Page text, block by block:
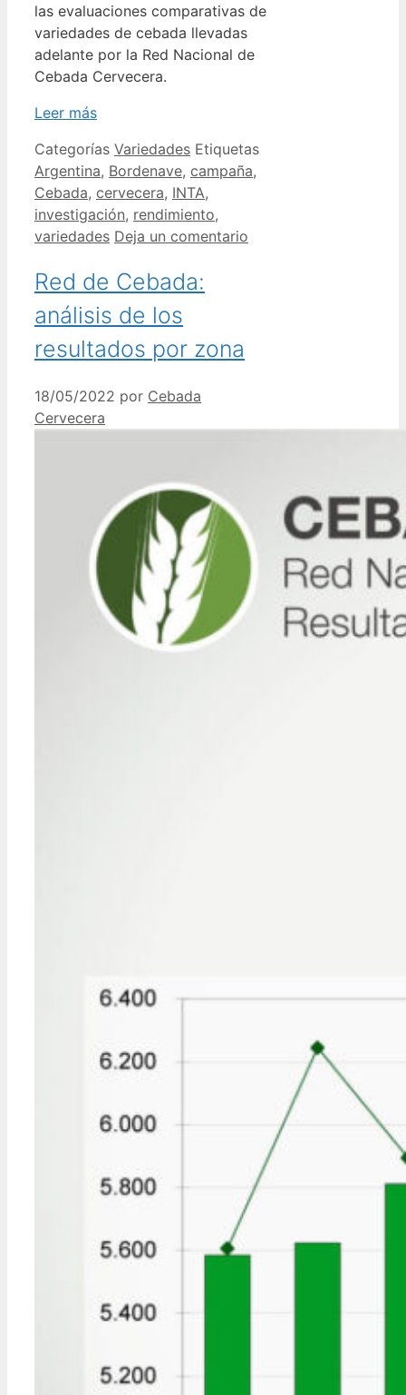
las evaluaciones comparativas de
variedades de cebada llevadas
adelante por la Red Nacional de
Cebada Cervecera.
Leer más
Categorías Variedades Etiquetas
Argentina, Bordenave, campaña,
Cebada, cervecera, INTA,
investigación, rendimiento,
variedades Deja un comentario
Red de Cebada:
análisis de los
resultados por zona
18/05/2022 por Cebada
Cervecera